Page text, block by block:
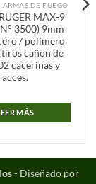
ARMAS DE FUEGO
MAX-9
3500) 9mm
/ polímero
tiros cañon de
cacerinas y
acces.
MÁS
- Diseñado por